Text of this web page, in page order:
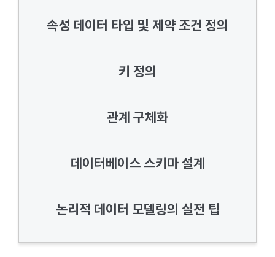
속성 데이터 타입 및 제약 조건 정의
키 정의
관계 구체화
데이터베이스 스키마 설계
논리적 데이터 모델링의 실전 팁